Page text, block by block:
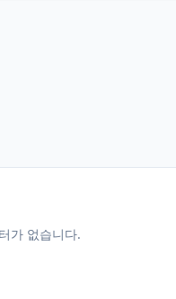
가 없습니다.